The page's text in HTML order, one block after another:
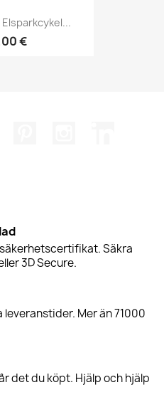
€
Säkra
3D Secure.
Mer än 71000
det du köpt. Hjälp och hjälp